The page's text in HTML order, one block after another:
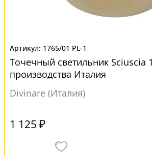
1765/01 PL-1
Точечный светильник Sciuscia
производства Италия
Divinare (Италия)
1 125 ₽